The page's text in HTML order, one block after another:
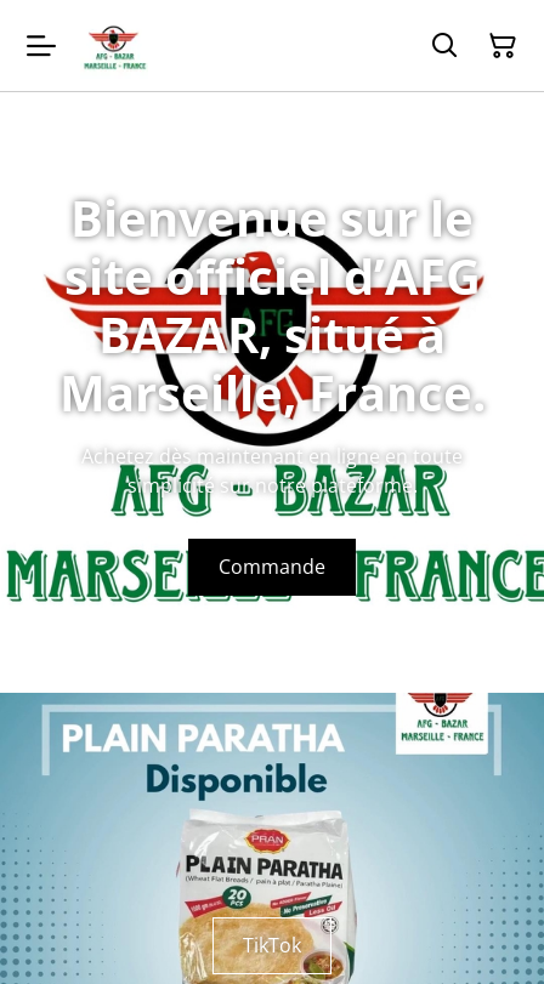
Bienvenue sur le
site officiel d’AFG
BAZAR, situé à
Marseille, France.
Achetez dès maintenant en ligne en toute
simplicité sur notre plateforme.
Commande
TikTok